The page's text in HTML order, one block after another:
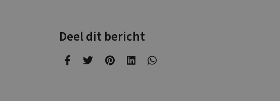
Deel dit bericht